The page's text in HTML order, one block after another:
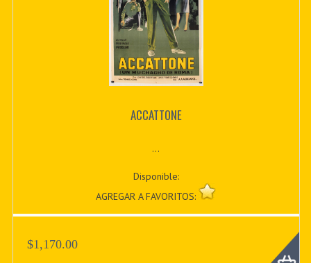
ACCATTONE
...
Disponible:
AGREGAR A FAVORITOS:
$1,170.00